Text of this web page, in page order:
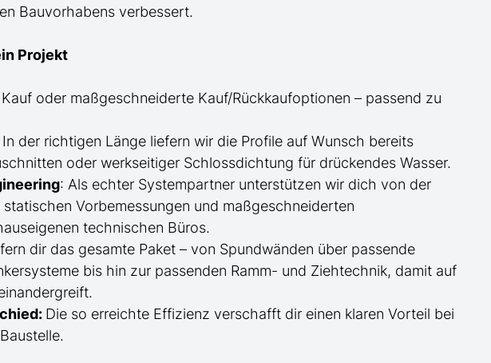
Bauvorhabens verbessert.
Projekt
oder maßgeschneiderte Kauf/Rückkaufoptionen – passend zu
In der richtigen Länge liefern wir die Profile auf Wunsch bereits
oder werkseitiger Schlossdichtung für drückendes Wasser.
: Als echter Systempartner unterstützen wir dich von der
Vorbemessungen und maßgeschneiderten
technischen Büros.
dir das gesamte Paket – von Spundwänden über passende
bis hin zur passenden Ramm- und Ziehtechnik, damit auf
Die so erreichte Effizienz verschafft dir einen klaren Vorteil bei